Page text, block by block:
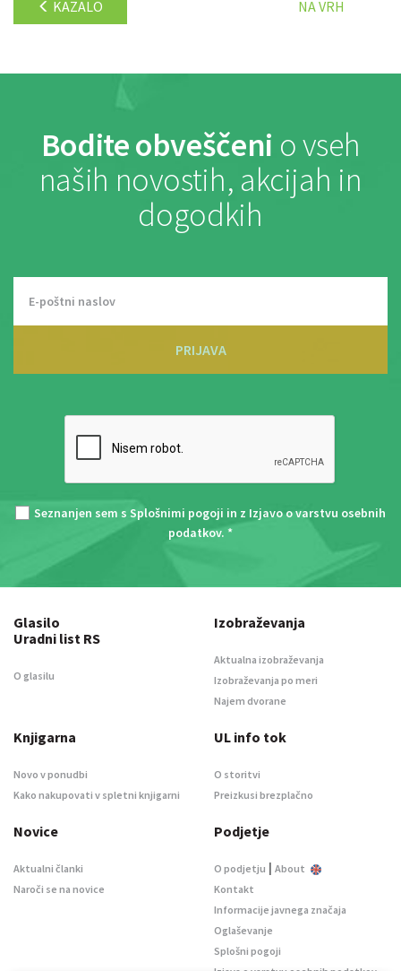
KAZALO NA VRH
Bodite obveščeni o vseh
naših novostih, akcijah in
dogodkih
PRIJAVA
Seznanjen sem s Splošnimi pogoji in z Izjavo o varstvu osebnih
podatkov. *
Glasilo
Uradni list RS
O glasilu
Izobraževanja
Aktualna izobraževanja
Izobraževanja po meri
Najem dvorane
Knjigarna
Novo v ponudbi
Kako nakupovati v spletni knjigarni
UL info tok
O storitvi
Preizkusi brezplačno
Novice
Aktualni članki
Naroči se na novice
Podjetje
O podjetju | About
Kontakt
Informacije javnega značaja
Oglaševanje
Splošni pogoji